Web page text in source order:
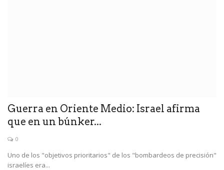
Guerra en Oriente Medio: Israel afirma
que en un búnker...
0
Uno de los "objetivos prioritarios" de los "bombardeos de precisión"
israelíes era...